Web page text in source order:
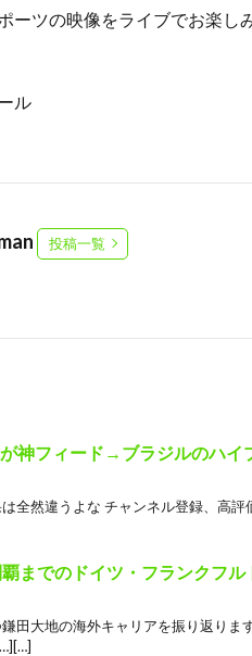
ーツの映像をライブでお楽し
ル
投稿一覧
が神フィード→ブラジルのハ
全然違うよな チャンネル登録、高
覇までのドイツ・フランクフ
田大地の海外キャリアを振り返りま